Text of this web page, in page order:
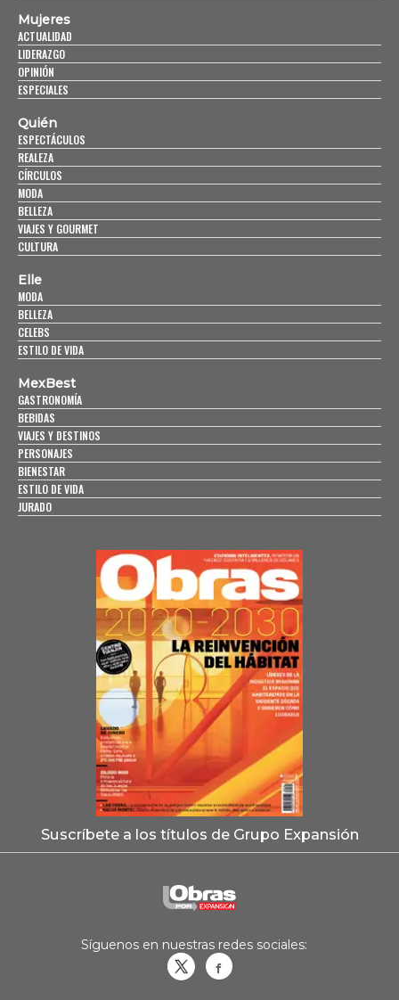
Mujeres
ACTUALIDAD
LIDERAZGO
OPINIÓN
ESPECIALES
Quién
ESPECTÁCULOS
REALEZA
CÍRCULOS
MODA
BELLEZA
VIAJES Y GOURMET
CULTURA
Elle
MODA
BELLEZA
CELEBS
ESTILO DE VIDA
MexBest
GASTRONOMÍA
BEBIDAS
VIAJES Y DESTINOS
PERSONAJES
BIENESTAR
ESTILO DE VIDA
JURADO
Suscríbete a los títulos de Grupo Expansión
Síguenos en nuestras redes sociales: